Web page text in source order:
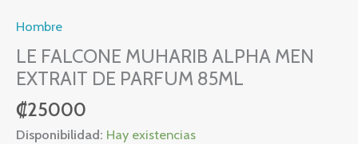
Hombre
LE FALCONE MUHARIB ALPHA MEN
EXTRAIT DE PARFUM 85ML
₡25000
Disponibilidad: Hay existencias